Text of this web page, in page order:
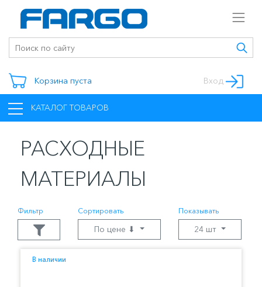
Корзина пуста Вход
КАТАЛОГ ТОВАРОВ
РАСХОДНЫЕ
МАТЕРИАЛЫ
Фильтр Сортировать
По цене ⬇
Показывать
24 шт
В наличии